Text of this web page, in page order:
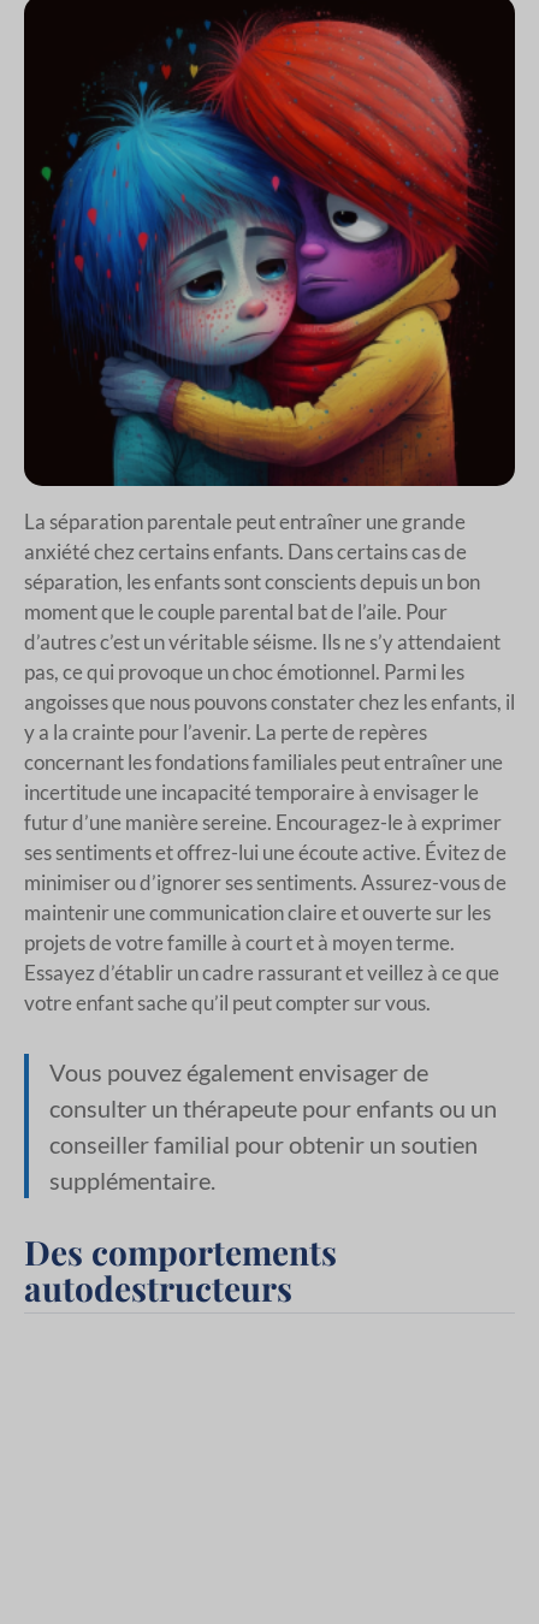
La séparation parentale peut entraîner une grande
anxiété chez certains enfants. Dans certains cas de
séparation, les enfants sont conscients depuis un bon
moment que le couple parental bat de l’aile. Pour
d’autres c’est un véritable séisme. Ils ne s’y attendaient
pas, ce qui provoque un choc émotionnel. Parmi les
angoisses que nous pouvons constater chez les enfants, il
y a la crainte pour l’avenir. La perte de repères
concernant les fondations familiales peut entraîner une
incertitude une incapacité temporaire à envisager le
futur d’une manière sereine. Encouragez-le à exprimer
ses sentiments et offrez-lui une écoute active. Évitez de
minimiser ou d’ignorer ses sentiments. Assurez-vous de
maintenir une communication claire et ouverte sur les
projets de votre famille à court et à moyen terme.
Essayez d’établir un cadre rassurant et veillez à ce que
votre enfant sache qu’il peut compter sur vous.
Vous pouvez également envisager de
consulter un thérapeute pour enfants ou un
conseiller familial pour obtenir un soutien
supplémentaire.
Des comportements
autodestructeurs